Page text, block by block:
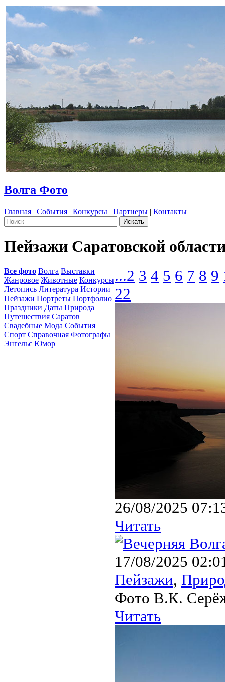
Волга Фото
Главная | События | Конкурсы | Партнеры | Контакты
Пейзажи Саратовской
Все фото Волга Выставки
Жанровое Животные Конкурсы
Летопись Литература Истории
Пейзажи Портреты Портфолио
Праздники Даты Природа
Путешествия Саратов
Свадебные Мода События
Спорт Справочная Фотографы
Энгельс Юмор
...2 3 4 5 6 7 8 9
22
26/08/2025
Читать
17/08/2025
Пейзажи,
Фото В.К.
Читать